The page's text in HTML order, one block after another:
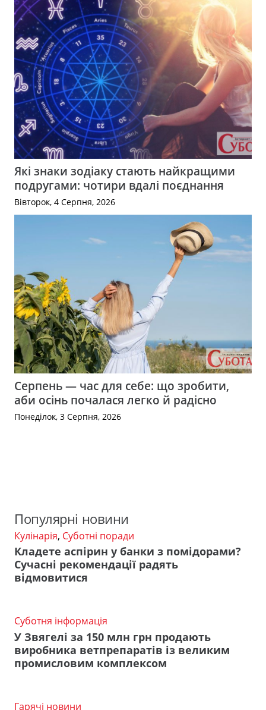
Які знаки зодіаку стають найкращими
подругами: чотири вдалі поєднання
Вівторок, 4 Серпня, 2026
Серпень — час для себе: що зробити,
аби осінь почалася легко й радісно
Понеділок, 3 Серпня, 2026
Популярні новини
Кулінарія, Суботні поради
Кладете аспірин у банки з помідорами?
Сучасні рекомендації радять
відмовитися
Суботня інформація
У Звягелі за 150 млн грн продають
виробника ветпрепаратів із великим
промисловим комплексом
Гарячі новини